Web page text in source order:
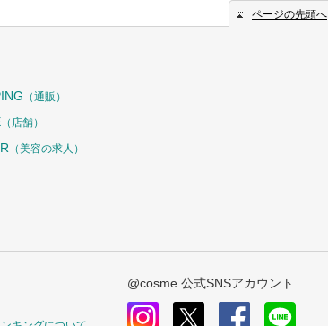
ページの先頭へ
（通販）
（店舗）
（美容の求人）
@cosme 公式SNSアカウント